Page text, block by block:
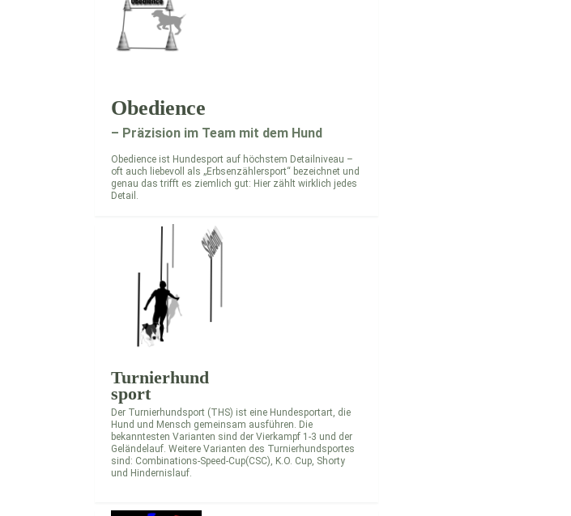
Obedience
– Präzision im Team mit dem Hund
Obedience ist Hundesport auf höchstem Detailniveau –
oft auch liebevoll als „Erbsenzählersport“ bezeichnet und
genau das trifft es ziemlich gut: Hier zählt wirklich jedes
Detail.
Turnierhund
sport
Der Turnierhundsport (THS) ist eine Hundesportart, die
Hund und Mensch gemeinsam ausführen. Die
bekanntesten Varianten sind der Vierkampf 1-3 und der
Geländelauf. Weitere Varianten des Turnierhundsportes
sind: Combinations-Speed-Cup(CSC), K.O. Cup, Shorty
und Hindernislauf.